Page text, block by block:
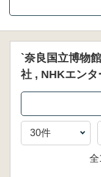
`奈良国立博物
社 , NHKエン
全